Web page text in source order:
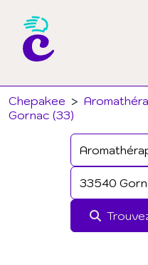
Chepakee >
Gornac (33)
Email
Mot de passe
J'ai
Connexion